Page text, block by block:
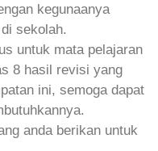
kegunaanya
sekolah.
untuk mata pelajaran
8 hasil revisi yang
ini, semoga dapat
anda berikan untuk